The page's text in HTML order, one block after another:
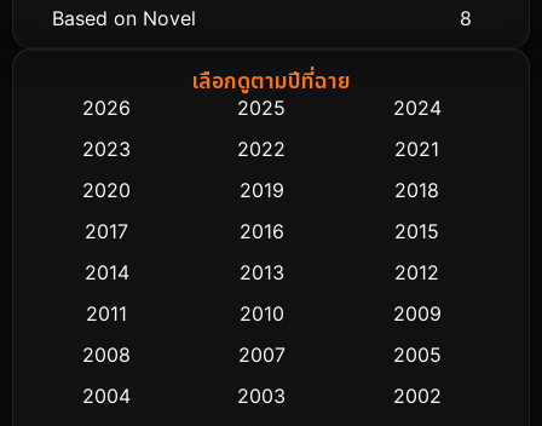
Based on Novel 8
Biography ชีวิตจริง
Classic หนังคลาสสิก
Comedy ตลก 453
Crime อาชญากรรม 530
Cult Film
เลือกดูตามปีที่ฉาย
2026 2025
2024
2023
2022
2021
2020
2019
2018
2017
2016
2015
2014
2013
2012
2011
2010
2009
2008
2007
2005
2004
2003
2002